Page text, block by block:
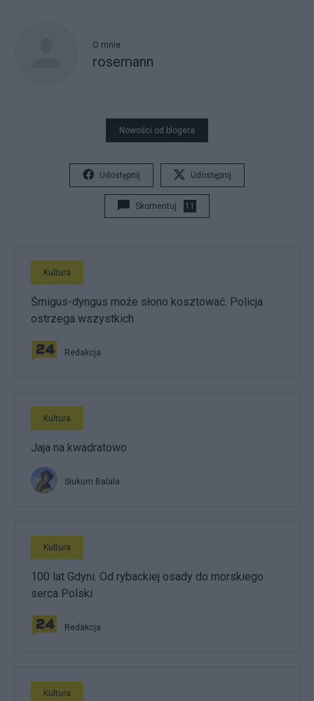
O mnie
rosemann
Nowości od blogera
Udostępnij Udostępnij
Skomentuj 11
Kultura
Śmigus-dyngus może słono kosztować. Policja
ostrzega wszystkich
Redakcja
Kultura
Jaja na kwadratowo
Siukum Balala
Kultura
100 lat Gdyni. Od rybackiej osady do morskiego
serca Polski
Redakcja
Kultura